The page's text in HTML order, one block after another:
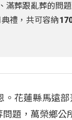
滿葬跟亂葬的問
禮，共可容納
花蓮縣馬遠
題，萬榮鄉